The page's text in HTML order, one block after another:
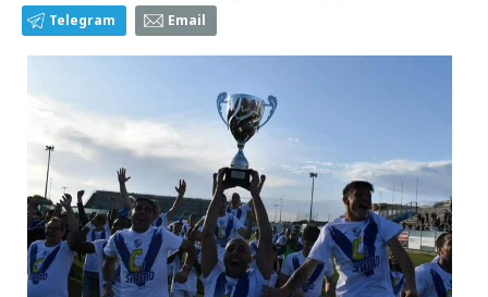
Telegram Email